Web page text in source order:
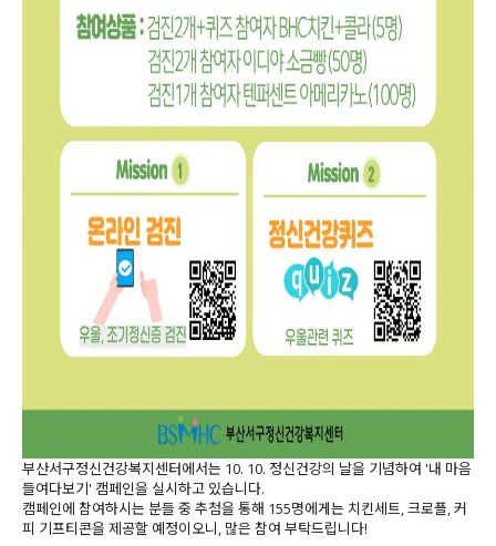
부산서구정신건강복지센터에서는 10. 10. 정신건강의 날을 기념하여 '내 마음
들여다보기' 캠페인을 실시하고 있습니다.
캠페인에 참여하시는 분들 중 추첨을 통해 155명에게는 치킨세트, 크로플, 커
피 기프티콘을 제공할 예정이오니, 많은 참여 부탁드립니다!